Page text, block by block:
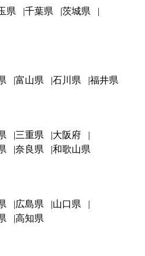
県 千葉県
茨城県
富山県 石川県 福井県
三重県
大阪府
奈良県 和歌山県
広島県
山口県
高知県